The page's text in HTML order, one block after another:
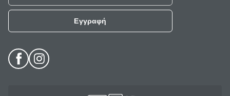
Εγγραφή